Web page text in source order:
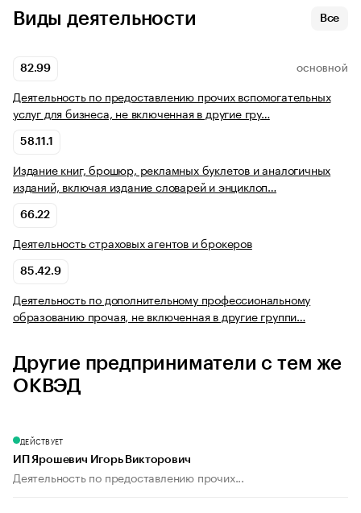
Виды деятельности Все
82.99 ОСНОВНОЙ
Деятельность по предоставлению прочих вспомогательных
услуг для бизнеса, не включенная в другие гру…
58.11.1
Издание книг, брошюр, рекламных буклетов и аналогичных
изданий, включая издание словарей и энциклоп…
66.22
Деятельность страховых агентов и брокеров
85.42.9
Деятельность по дополнительному профессиональному
образованию прочая, не включенная в другие группи…
Другие предприниматели с тем же
ОКВЭД
ДЕЙСТВУЕТ
ИП Ярошевич Игорь Викторович
Деятельность по предоставлению прочих...